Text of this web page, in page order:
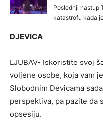
DJEVICA
LJUBAV- Iskoristite svoj
voljene osobe, koja vam
Slobodnim Devicama
perspektiva, pa pazite da
opsesiju.